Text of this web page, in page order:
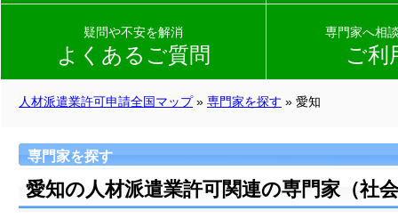
人材派遣業許可申請全国マップ» 専門家を探す » 愛知
専門家を探す
愛知の人材派遣業許可関連の専門家（社
疑問や不安を解消
よくあるご質問
専門家へ相
ご利